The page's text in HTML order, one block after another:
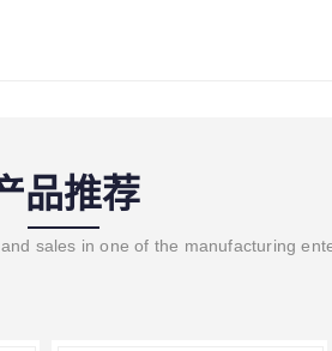
品推荐
sales in one of the manufacturing